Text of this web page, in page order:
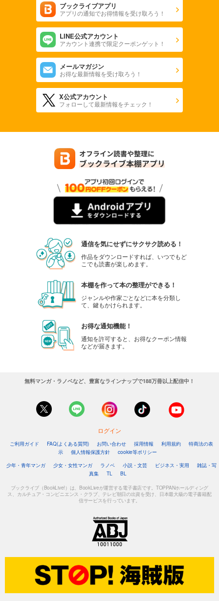
ブックライブアプリ
アプリの通知でお得情報を受け取ろう！
LINE公式アカウント
アカウント連携で限定クーポンゲット！
メールマガジン
お得な最新情報を受け取ろう！
X公式アカウント
フォローして最新情報をチェック！
通信を気にせずにサクサク読める！
作品をダウンロードすれば、いつでもど
こでも読書が楽しめます。
本棚を作って本の整理ができる！
ジャンルや作家ごとなどに本を分類し
て、鍵もかけられます。
お得な通知機能！
通知を許可すると、お得なクーポン情報
などが届きます。
無料マンガ・ラノベなど、豊富なラインナップで188万冊以上配信中！
ログイン
ご利用ガイド FAQ(よくある質問) お問い合わせ 採用情報 利用規約
特商法の表
示
個人情報保護方針
cookie等ポリシー
少年・青年マンガ
少女・女性マンガ ラノベ 小説・文芸 ビジネス・実用
雑誌・写
真集
TL BL
ブックライブ（BookLive!）は、BookLiveが運営する電子書店です。TOPPANホールディング
ス、カルチュア・コンビニエンス・クラブ、テレビ朝日の出資を受け、日本最大級の電子書籍配
信サービスを行っています。